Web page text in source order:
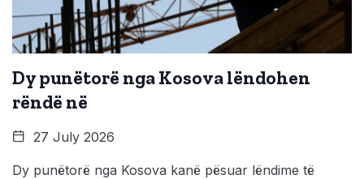
Dy punëtorë nga Kosova lëndohen
rëndë në
27 July 2026
Dy punëtorë nga Kosova kanë pësuar lëndime të